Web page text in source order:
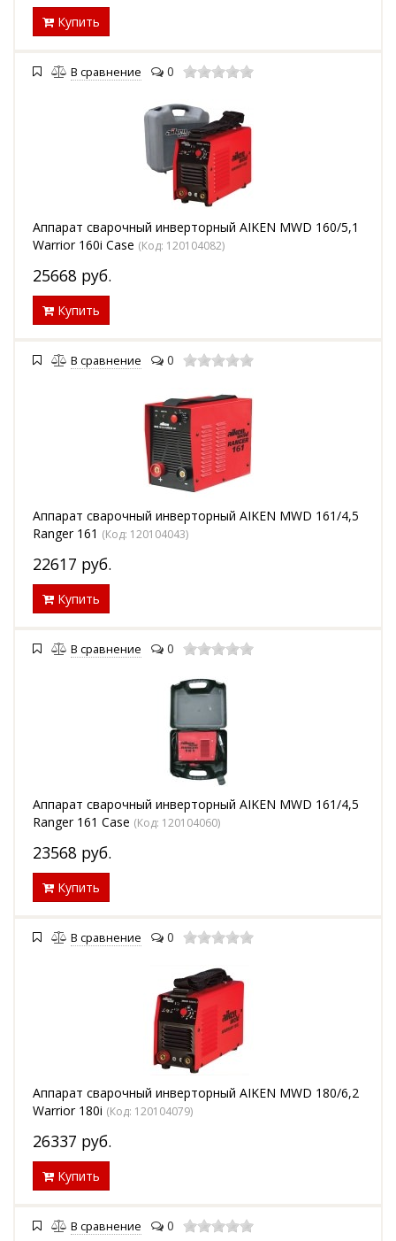
Купить
В сравнение 0
Аппарат сварочный инверторный AIKEN MWD 160/5,1
Warrior 160i Case (Код: 120104082)
25668 руб.
Купить
В сравнение 0
Аппарат сварочный инверторный AIKEN MWD 161/4,5
Ranger 161 (Код: 120104043)
22617 руб.
Купить
В сравнение 0
Аппарат сварочный инверторный AIKEN MWD 161/4,5
Ranger 161 Case (Код: 120104060)
23568 руб.
Купить
В сравнение 0
Аппарат сварочный инверторный AIKEN MWD 180/6,2
Warrior 180i (Код: 120104079)
26337 руб.
Купить
В сравнение 0